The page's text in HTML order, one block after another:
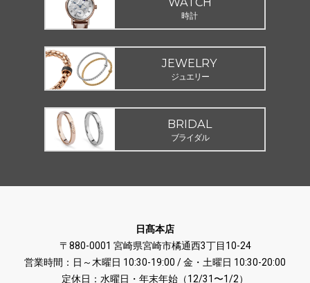
時計
JEWELRY
ジュエリー
BRIDAL
ブライダル
日髙本店
〒880-0001 宮崎県宮崎市橘通西3丁目10-24
営業時間：日～木曜日 10:30-19:00 / 金・土曜日 10:30-20:00
定休日：水曜日・年末年始（12/31〜1/2）